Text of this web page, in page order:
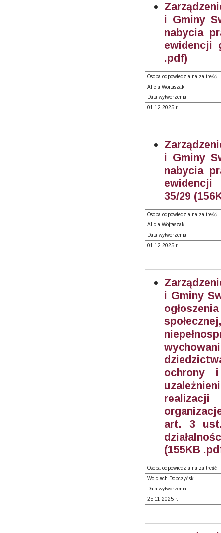
i Gminy
nabycia
ewidencji
.pdf)
Osoba odpowiedzialna za treść
Alicja Wojtaszak
Data wytworzenia
01.12.2025 r.
i Gminy
nabycia
35/29
Osoba odpowiedzialna za treść
Alicja Wojtaszak
Data wytworzenia
01.12.2025 r.
i Gminy
ochrony i
art. 3
(155KB
Osoba odpowiedzialna za treść
Wojciech Dobczyński
Data wytworzenia
25.11.2025 r.